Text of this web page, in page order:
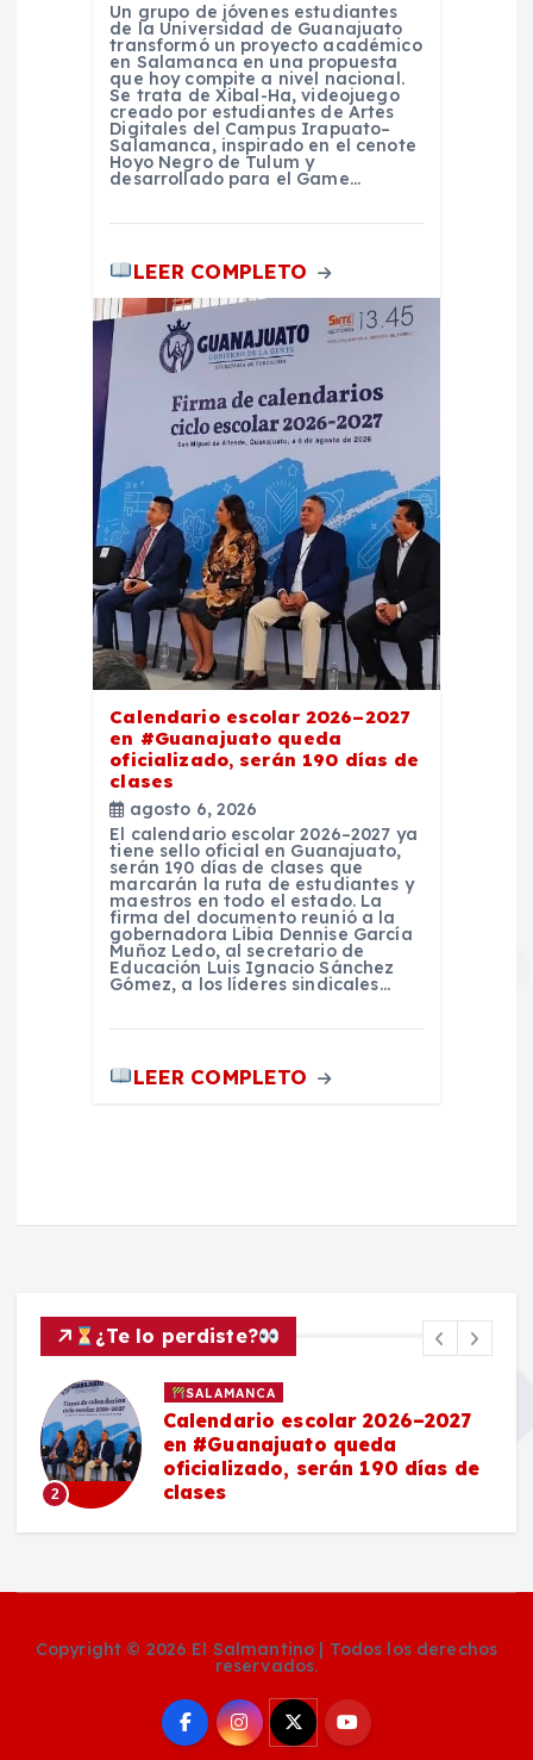
Un grupo de jóvenes estudiantes
de la Universidad de Guanajuato
transformó un proyecto académico
en Salamanca en una propuesta
que hoy compite a nivel nacional.
Se trata de Xibal-Ha, videojuego
creado por estudiantes de Artes
Digitales del Campus Irapuato–
Salamanca, inspirado en el cenote
Hoyo Negro de Tulum y
desarrollado para el Game…
LEER COMPLETO
Calendario escolar 2026–2027
en #Guanajuato queda
oficializado, serán 190 días de
clases
agosto 6, 2026
El calendario escolar 2026–2027 ya
tiene sello oficial en Guanajuato,
serán 190 días de clases que
marcarán la ruta de estudiantes y
maestros en todo el estado. La
firma del documento reunió a la
gobernadora Libia Dennise García
Muñoz Ledo, al secretario de
Educación Luis Ignacio Sánchez
Gómez, a los líderes sindicales…
LEER COMPLETO
¿Te lo perdiste?
2
SALAMANCA
Calendario escolar 2026–2027
en #Guanajuato queda
oficializado, serán 190 días de
clases
Copyright © 2026 El Salmantino | Todos los derechos
reservados.